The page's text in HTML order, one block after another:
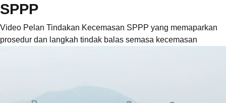
SPPP
Video Pelan Tindakan Kecemasan SPPP yang memaparkan
prosedur dan langkah tindak balas semasa kecemasan